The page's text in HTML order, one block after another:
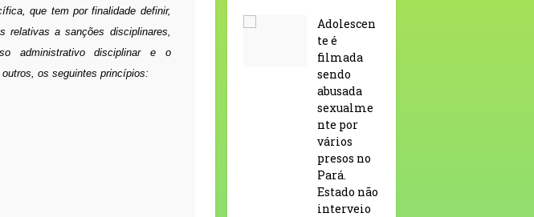
que tem por finalidade definir,
relativas a sanções disciplinares,
administrativo disciplinar e o
os seguintes princípios:
Adolescen
te é
filmada
sendo
abusada
sexualme
nte por
vários
presos no
Pará.
Estado não
interveio